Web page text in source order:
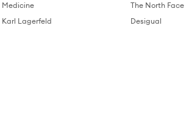
Medicine
Karl Lagerfeld
The North Face
Desigual